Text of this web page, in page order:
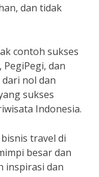
dan tidak
contoh sukses
dan
nol dan
sukses
Indonesia.
travel di
besar dan
inspirasi dan